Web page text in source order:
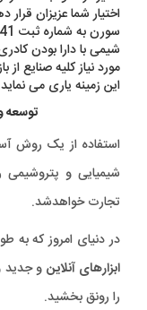
اختیار شما عزیزان
شیمی با دارا بودن
مورد نیاز کلیه صنایع
این زمینه یاری می
توسعه
استفاده از یک روش
شیمیایی و
تجارت خواهدشد.
در دنیای امروز که به
ابزارهای آنلاینو جدید
را رونق بخشید.